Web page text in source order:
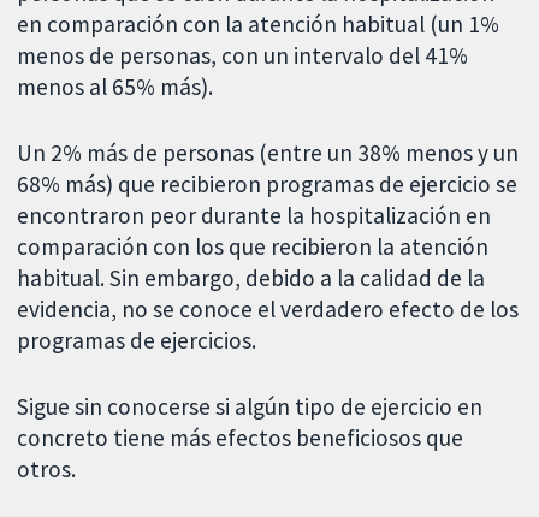
en comparación con la atención habitual (un 1%
menos de personas, con un intervalo del 41%
menos al 65% más).
Un 2% más de personas (entre un 38% menos y un
68% más) que recibieron programas de ejercicio se
encontraron peor durante la hospitalización en
comparación con los que recibieron la atención
habitual. Sin embargo, debido a la calidad de la
evidencia, no se conoce el verdadero efecto de los
programas de ejercicios.
Sigue sin conocerse si algún tipo de ejercicio en
concreto tiene más efectos beneficiosos que
otros.